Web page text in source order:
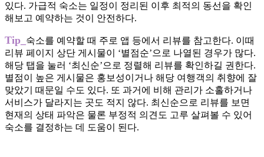
있다. 가급적 숙소는 일정이 정리된 이후 최적의 동선을 확인
해보고 예약하는 것이 안전하다.
Tip_ 숙소를 예약할 때 주로 앱 등에서 리뷰를 참고한다. 이때
리뷰 페이지 상단 게시물이 ‘별점순’으로 나열된 경우가 많다.
해당 탭을 눌러 ‘최신순’으로 정렬해 리뷰를 확인하길 권한다.
별점이 높은 게시물은 홍보성이거나 해당 여행객의 취향에 잘
맞았기 때문일 수도 있다. 또 과거에 비해 관리가 소홀하거나
서비스가 달라지는 곳도 적지 않다. 최신순으로 리뷰를 보면
현재의 상태 파악은 물론 부정적 의견도 고루 살펴볼 수 있어
숙소를 결정하는 데 도움이 된다.